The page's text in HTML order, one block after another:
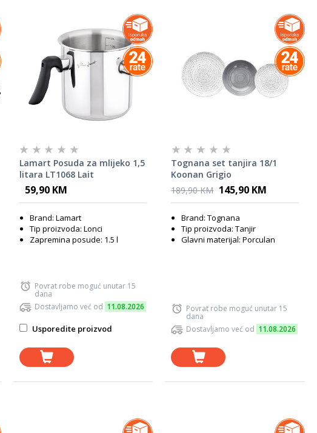
Lamart Posuda za mlijeko 1,5
litara LT1068 Lait
59,90 KM
Brand: Lamart
Tip proizvoda: Lonci
Zapremina posude: 1.5 l
Povrat robe moguć unutar 15
dana
Dostavljamo već od 11.08.2026
Usporedite proizvod
Tognana set tanjira 18/1
Koonan Grigio
189,90 KM 145,90 KM
Brand: Tognana
Tip proizvoda: Tanjir
Glavni materijal: Porculan
Povrat robe moguć unutar 15
dana
Dostavljamo već od 11.08.2026